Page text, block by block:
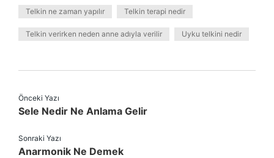
Telkin ne zaman yapılır Telkin terapi nedir
Telkin verirken neden anne adıyla verilir Uyku telkini nedir
Önceki Yazı
Sele Nedir Ne Anlama Gelir
Sonraki Yazı
Anarmonik Ne Demek